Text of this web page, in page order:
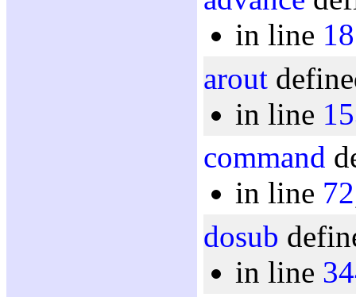
in line
arout
in line
command
in line 72
dosub
in line